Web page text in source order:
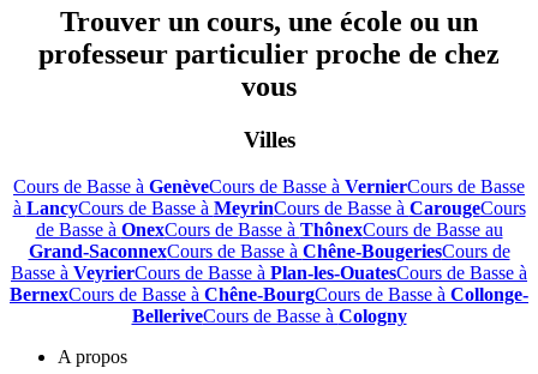
Trouver un cours, une école ou un
professeur particulier proche de chez
vous
Villes
Cours de Basse à GenèveCours de Basse à VernierCours de Basse
à LancyCours de Basse à MeyrinCours de Basse à CarougeCours
de Basse à OnexCours de Basse à ThônexCours de Basse au
Grand-SaconnexCours de Basse à Chêne-BougeriesCours de
Basse à VeyrierCours de Basse à Plan-les-OuatesCours de Basse à
BernexCours de Basse à Chêne-BourgCours de Basse à Collonge-
BelleriveCours de Basse à Cologny
A propos